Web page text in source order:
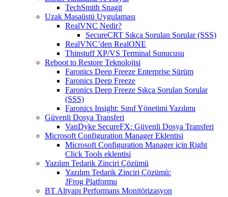
TechSmith Snagit
Uzak Masaüstü Uygulaması
RealVNC Nedir?
SecureCRT Sıkça Sorulan Sorular (SSS)
RealVNC’den RealONE
Thinstuff XP/VS Terminal Sunucusu
Reboot to Restore Teknolojisi
Faronics Deep Freeze Enterprise Sürüm
Faronics Deep Freeze
Faronics Deep Freeze Sıkça Sorulan Sorular
(SSS)
Faronics Insight: Sınıf Yönetimi Yazılımı
Güvenli Dosya Transferi
VanDyke SecureFX: Güvenli Dosya Transferi
Microsoft Configuration Manager Eklentisi
Microsoft Configuration Manager için Right
Click Tools eklentisi
Yazılım Tedarik Zinciri Çözümü
Yazılım Tedarik Zinciri Çözümü:
JFrog Platformu
BT Altyapı Performans Monitörizasyon